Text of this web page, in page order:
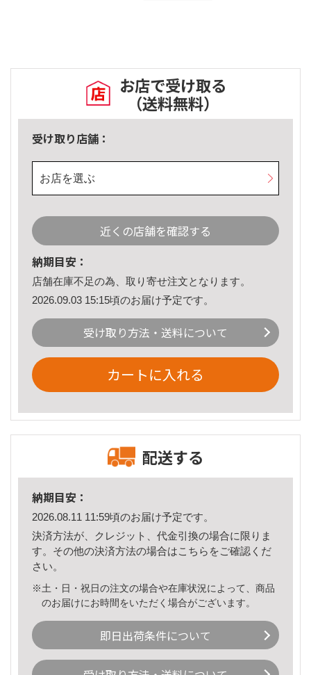
お店で受け取る
（送料無料）
受け取り店舗：
お店を選ぶ
近くの店舗を確認する
納期目安：
店舗在庫不足の為、取り寄せ注文となります。
2026.09.03 15:15頃のお届け予定です。
受け取り方法・送料について
カートに入れる
配送する
納期目安：
2026.08.11 11:59頃のお届け予定です。
決済方法が、クレジット、代金引換の場合に限りま
す。その他の決済方法の場合はこちら をご確認くだ
さい。
※土・日・祝日の注文の場合や在庫状況によって、商品
のお届けにお時間をいただく場合がございます。
即日出荷条件について